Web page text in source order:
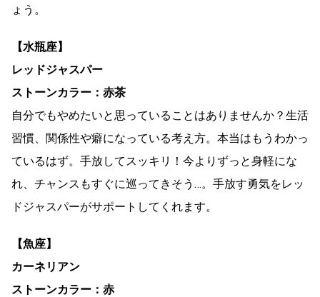
ょう。
【水瓶座】
レッドジャスパー
ストーンカラー：赤茶
自分でもやめたいと思っていることはありませんか？生活
習慣、関係性や癖になっている考え方。本当はもうわかっ
ているはず。手放してスッキリ！今よりずっと身軽にな
れ、チャンスもすぐに巡ってきそう…。手放す勇気をレッ
ドジャスパーがサポートしてくれます。
【魚座】
カーネリアン
ストーンカラー：赤